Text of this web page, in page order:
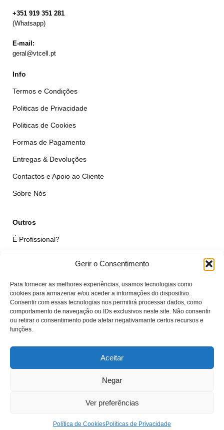
Gerir o Consentimento
Para fornecer as melhores experiências, usamos tecnologias como
cookies para armazenar e/ou aceder a informações do dispositivo.
Consentir com essas tecnologias nos permitirá processar dados, como
comportamento de navegação ou IDs exclusivos neste site. Não consentir
ou retirar o consentimento pode afetar negativamante certos recursos e
funções.
Aceitar
Negar
Ver preferências
Política de CookiesPoliticas de Privacidade
+351 919 351 281
(Whatsapp)
E-mail:
geral@vtcell.pt
Info
Termos e Condições
Politicas de Privacidade
Politicas de Cookies
Formas de Pagamento
Entregas & Devoluções
Contactos e Apoio ao Cliente
Sobre Nós
Outros
É Profissional?
Qualidade das Peças
Minha Conta
© VTcell Soluções Electrónicas - Todos os Direitos Reservados - 2018 -